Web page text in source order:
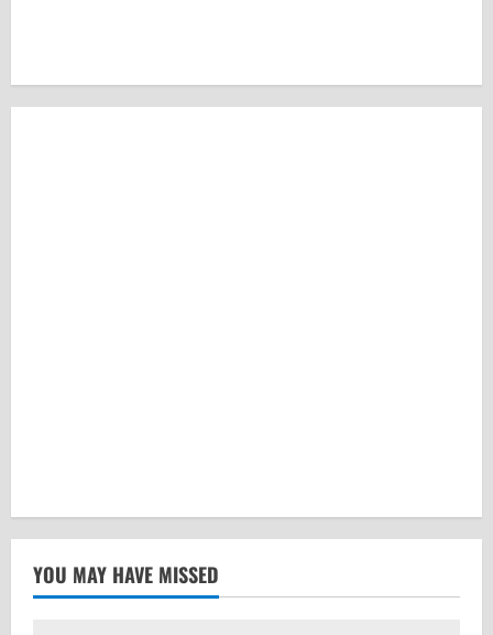
YOU MAY HAVE MISSED